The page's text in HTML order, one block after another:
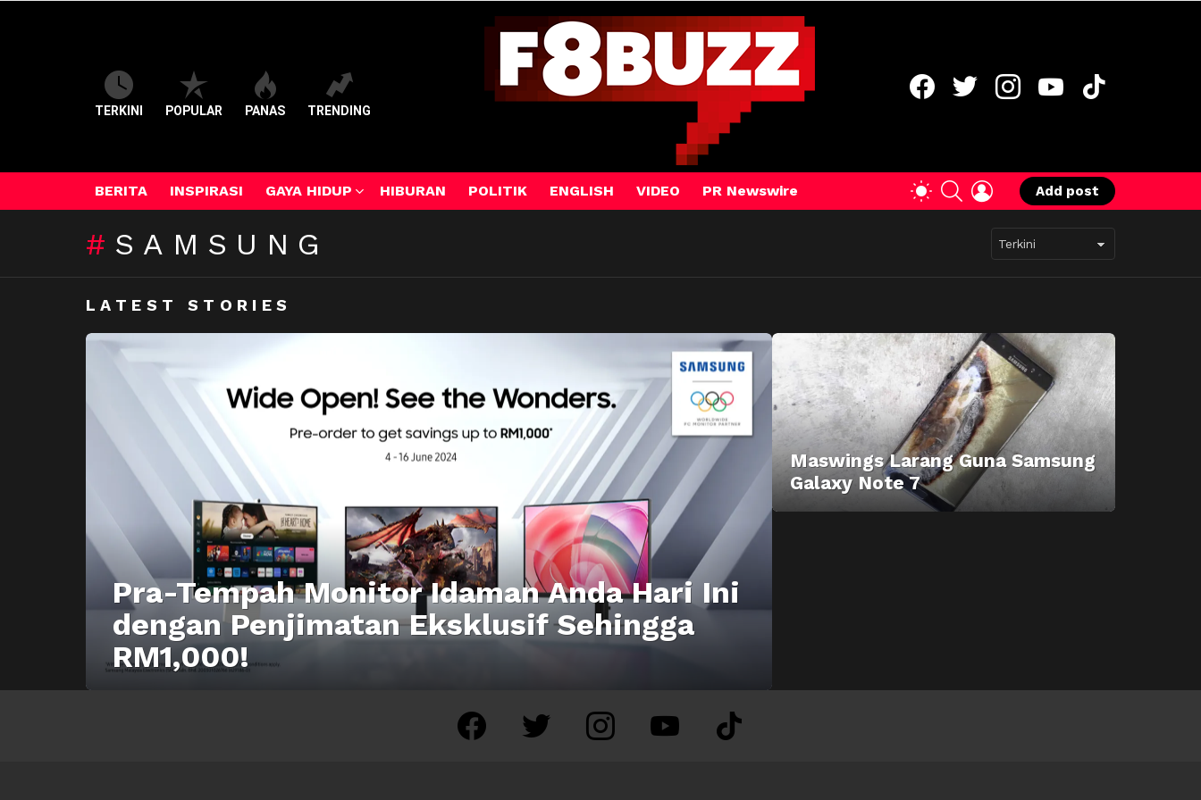
TERKINI POPULAR PANAS TRENDING
BERITA INSPIRASI GAYA HIDUP HIBURAN POLITIK ENGLISH VIDEO PR Newswire
SWITCHSEARCHLOGIN
Add post
SAMSUNG
LATEST STORIES
Pra-Tempah Monitor Idaman Anda Hari Ini
dengan Penjimatan Eksklusif Sehingga
RM1,000!
Maswings Larang Guna Samsung
Galaxy Note 7
facebook twitter instagram youtube tiktok